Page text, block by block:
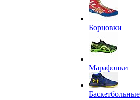
Борцовки
Марафонки
Баскетбольные